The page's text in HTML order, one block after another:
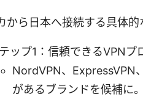
から日本へ接続する具体的
ップ1：信頼できるVPNプ
NordVPN、ExpressVPN
があるブランドを候補に。